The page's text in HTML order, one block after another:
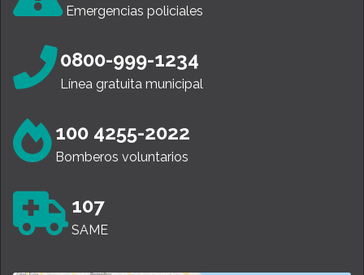
Emergencias policiales
0800-999-1234
Línea gratuita municipal
100 4255-2022
Bomberos voluntarios
107
SAME